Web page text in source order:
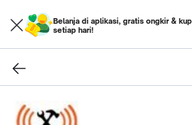
Belanja di aplikasi, gratis ongkir &
setiap hari!